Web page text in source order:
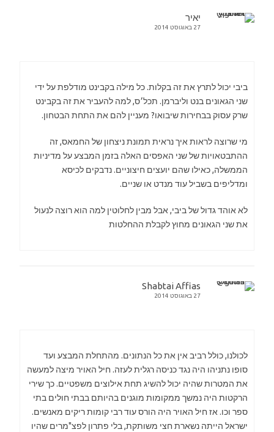
יאיר
27 באוגוסט 2014
ביבי יכול לתרץ את זה בקלות. כל מילה בקבינט מודלפת על ידי
שני הגאונים בנט וליברמן. תכל׳ס, למה להעביר את זה בקבינט
שרק עסוק בבחירות שיבואו? מעניין להם את התחת הבטחון.
מי שרוצה לראות איך נראית תמונת ניצחון של החמאס, זה
ההתבטאויות של שני האפסים האלה בזמן המבצע על מדיניות
הממשלה, כאילו שהם יועצים חיצוניים. נדבקים לכיסא
ומדליפים בשביל עוד מנדט או שניים.
לא אוהד גדול של ביבי, אבל מבין לחלוטין למה הוא רוצה לנעול
את שני הגאונים מחוץ לקבלת ההחלטות
Shabtai Affias
27 באוגוסט 2014
לכולנו, כולל רביב אין את כל הנתונים. מהתחלת המבצע ועד
סופו נתניהו היה נגד כניסה רגלית לעזה. חיל האויר מיצה למעשה
את המטרות שהיה יכול להשיג תחת אילוצים משפטיים. כך שירי
הרקטות היה נמשך ממקומות מוגנים בהיותם בבתי חולים בתי
ספר וכו. אז חיל האויר היה הורס עוד רבי קומות ריקים מאנשים.
ישראל הייתה נשארת חצי משותקת, בלי פתרון לפצ"מרים שהיו